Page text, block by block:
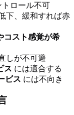
ロール不可
下、緩和すれば赤
コスト感覚が希
しが不可避
ス には適合する
ビス には不向き